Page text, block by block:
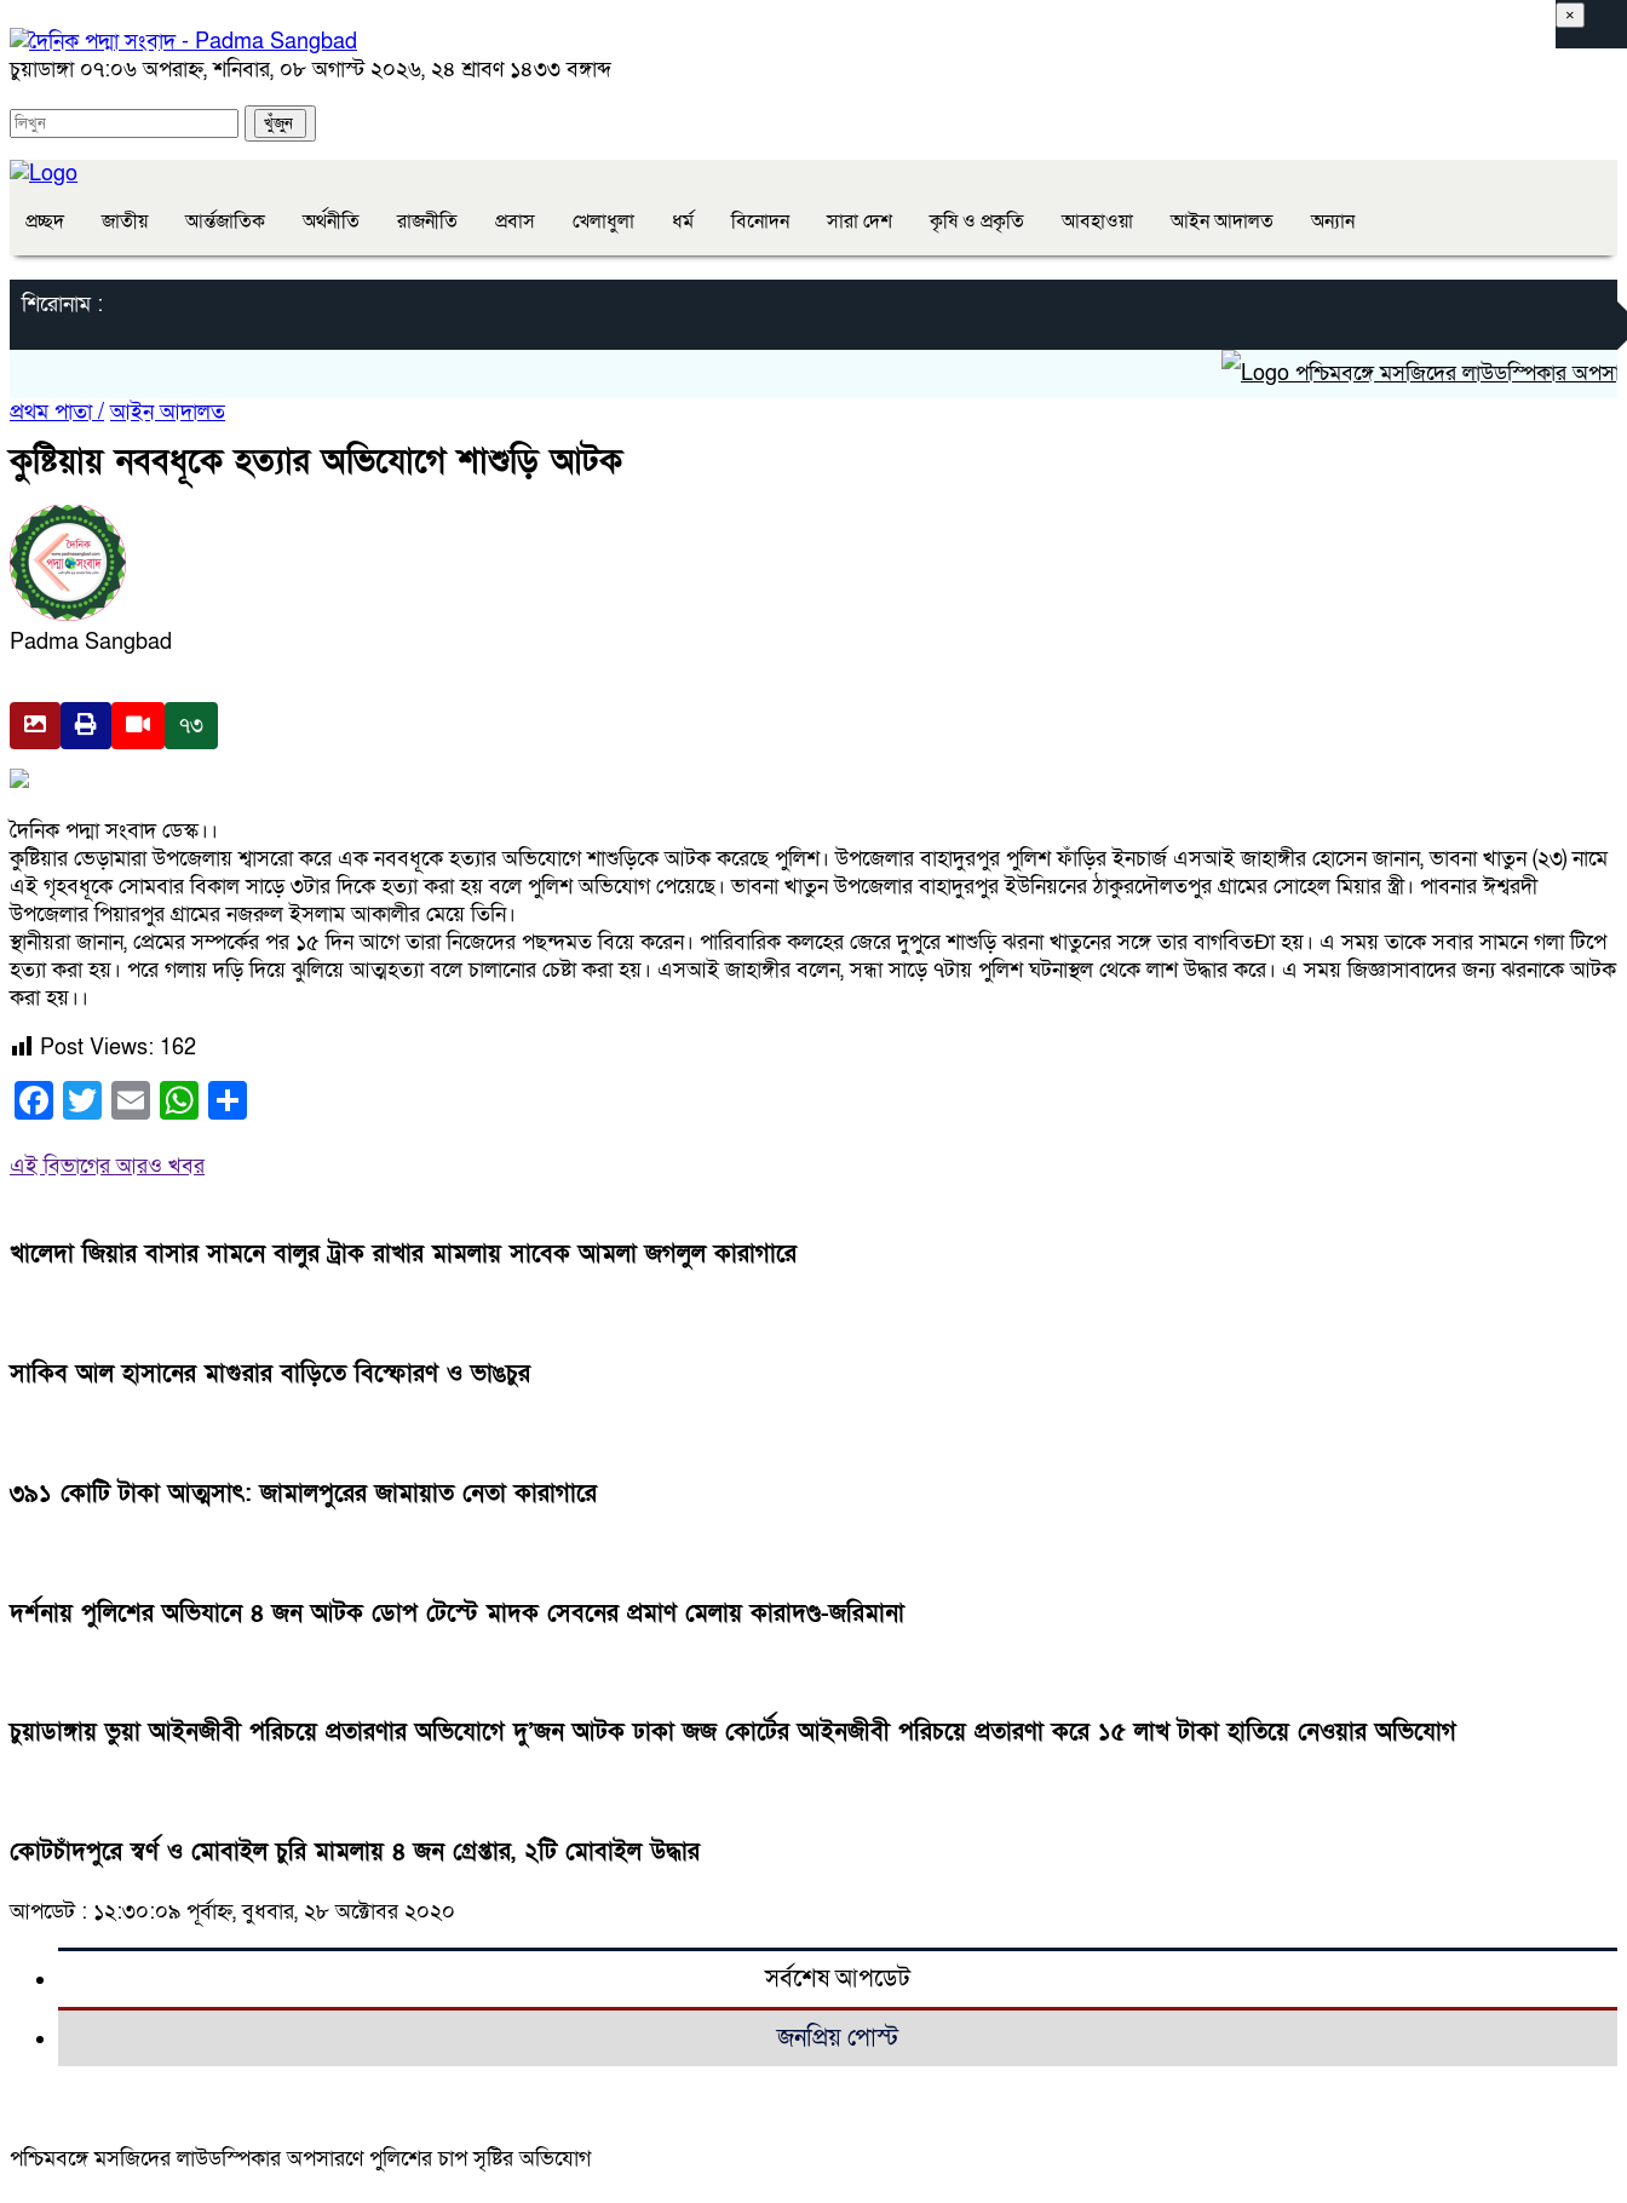
চুয়াডাঙ্গা ০৭:০৬ অপরাহ্ন, শনিবার, ০৮ অগাস্ট ২০২৬, ২৪ শ্রাবণ ১৪৩৩ বঙ্গাব্দ
প্রচ্ছদ জাতীয় আর্ন্তজাতিক অর্থনীতি রাজনীতি প্রবাস খেলাধুলা ধর্ম বিনোদন সারা দেশ কৃষি ও প্রকৃতি আবহাওয়া আইন আদালত অন্যান
শিরোনাম :
পশ্চিমবঙ্গে মসজিদের লাউডস্পিকার অপসারণে
×
প্রথম পাতা / আইন আদালত
কুষ্টিয়ায় নববধূকে হত্যার অভিযোগে শাশুড়ি আটক
Padma Sangbad
৭৩
দৈনিক পদ্মা সংবাদ ডেস্ক।।
কুষ্টিয়ার ভেড়ামারা উপজেলায় শ্বাসরো করে এক নববধূকে হত্যার অভিযোগে শাশুড়িকে আটক করেছে পুলিশ। উপজেলার বাহাদুরপুর পুলিশ ফাঁড়ির ইনচার্জ এসআই জাহাঙ্গীর হোসেন জানান, ভাবনা খাতুন (২৩) নামে
এই গৃহবধূকে সোমবার বিকাল সাড়ে ৩টার দিকে হত্যা করা হয় বলে পুলিশ অভিযোগ পেয়েছে। ভাবনা খাতুন উপজেলার বাহাদুরপুর ইউনিয়নের ঠাকুরদৌলতপুর গ্রামের সোহেল মিয়ার স্ত্রী। পাবনার ঈশ্বরদী
উপজেলার পিয়ারপুর গ্রামের নজরুল ইসলাম আকালীর মেয়ে তিনি।
স্থানীয়রা জানান, প্রেমের সম্পর্কের পর ১৫ দিন আগে তারা নিজেদের পছন্দমত বিয়ে করেন। পারিবারিক কলহের জেরে দুপুরে শাশুড়ি ঝরনা খাতুনের সঙ্গে তার বাগবিতÐা হয়। এ সময় তাকে সবার সামনে গলা টিপে
হত্যা করা হয়। পরে গলায় দড়ি দিয়ে ঝুলিয়ে আত্মহত্যা বলে চালানোর চেষ্টা করা হয়। এসআই জাহাঙ্গীর বলেন, সন্ধা সাড়ে ৭টায় পুলিশ ঘটনাস্থল থেকে লাশ উদ্ধার করে। এ সময় জিজ্ঞাসাবাদের জন্য ঝরনাকে আটক
করা হয়।।
Post Views: 162
Facebook
Twitter
EmailWhatsApp
এই বিভাগের আরও খবর
খালেদা জিয়ার বাসার সামনে বালুর ট্রাক রাখার মামলায় সাবেক আমলা জগলুল কারাগারে
সাকিব আল হাসানের মাগুরার বাড়িতে বিস্ফোরণ ও ভাঙচুর
৩৯১ কোটি টাকা আত্মসাৎ: জামালপুরের জামায়াত নেতা কারাগারে
দর্শনায় পুলিশের অভিযানে ৪ জন আটক ডোপ টেস্টে মাদক সেবনের প্রমাণ মেলায় কারাদণ্ড-জরিমানা
চুয়াডাঙ্গায় ভুয়া আইনজীবী পরিচয়ে প্রতারণার অভিযোগে দু’জন আটক ঢাকা জজ কোর্টের আইনজীবী পরিচয়ে প্রতারণা করে ১৫ লাখ টাকা হাতিয়ে নেওয়ার অভিযোগ
কোটচাঁদপুরে স্বর্ণ ও মোবাইল চুরি মামলায় ৪ জন গ্রেপ্তার, ২টি মোবাইল উদ্ধার
আপডেট : ১২:৩০:০৯ পূর্বাহ্ন, বুধবার, ২৮ অক্টোবর ২০২০
সর্বশেষ আপডেট
জনপ্রিয় পোস্ট
পশ্চিমবঙ্গে মসজিদের লাউডস্পিকার অপসারণে পুলিশের চাপ সৃষ্টির অভিযোগ